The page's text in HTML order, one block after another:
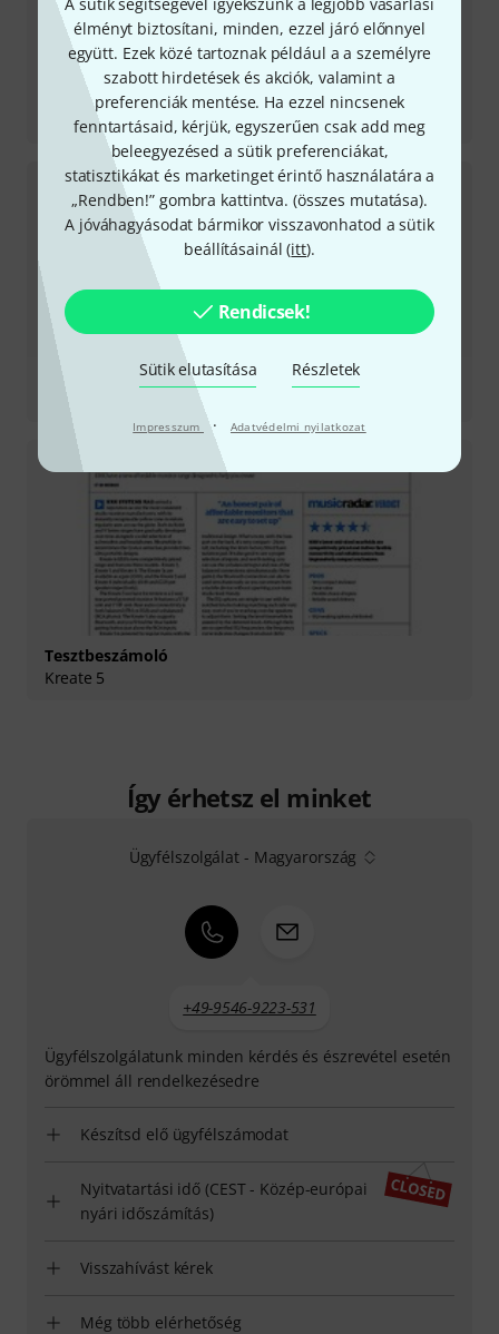
élményt biztosítani, minden, ezzel járó előnnyel
együtt. Ezek közé tartoznak például a a személyre
szabott hirdetések és akciók, valamint a
preferenciák mentése. Ha ezzel nincsenek
fenntartásaid, kérjük, egyszerűen csak add meg
beleegyezésed a sütik preferenciákat,
statisztikákat és marketinget érintő használatára a
„Rendben!” gombra kattintva. (összes mutatása).
A jóváhagyásodat bármikor visszavonhatod a sütik
beállításainál (itt).
Rendicsek!
Sütik elutasítása Részletek
Impresszum · Adatvédelmi nyilatkozat
Tesztbeszámoló
KNS 8402
Tesztbeszámoló
Tesztbeszámoló
Kreate 5
Így érhetsz el minket
Ügyfélszolgálat - Magyarország
+49-9546-9223-531
Ügyfélszolgálatunk minden kérdés és észrevétel esetén
örömmel áll rendelkezésedre
Készítsd elő ügyfélszámodat
Nyitvatartási idő (CEST - Közép-európai
nyári időszámítás)
Visszahívást kérek
Még több elérhetőség